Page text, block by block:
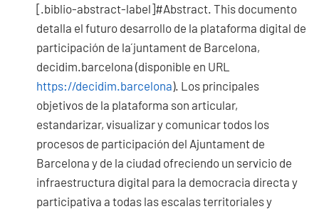
[.biblio-abstract-label]#Abstract. This documento
detalla el futuro desarrollo de la plataforma digital de
participación de la ́juntament de Barcelona,
decidim.barcelona (disponible en URL
https://decidim.barcelona). Los principales
objetivos de la plataforma son articular,
estandarizar, visualizar y comunicar todos los
procesos de participación del Ajuntament de
Barcelona y de la ciudad ofreciendo un servicio de
infraestructura digital para la democracia directa y
participativa a todas las escalas territoriales y